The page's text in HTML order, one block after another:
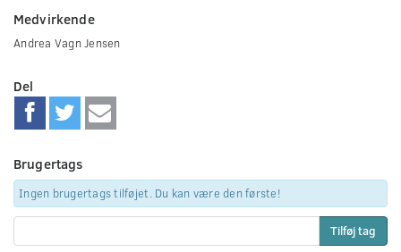
Medvirkende
Andrea Vagn Jensen
Del
Brugertags
Ingen brugertags tilføjet. Du kan være den første!
Tilføj tag